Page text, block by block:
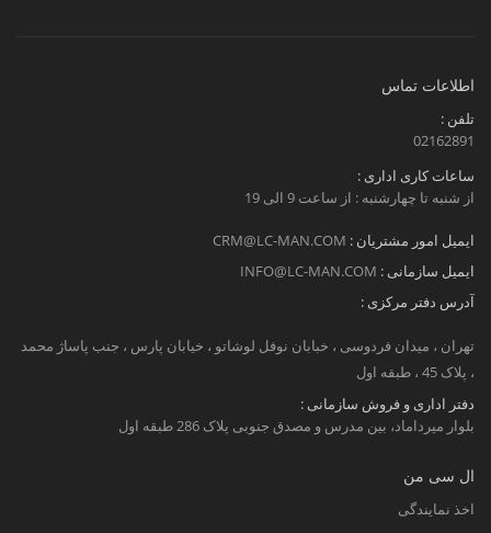
اطلاعات تماس
تلفن :
02162891
ساعات کاری اداری :
از شنبه تا چهارشنبه : از ساعت 9 الی 19
ایمیل امور مشتریان : CRM@LC-MAN.COM
ایمیل سازمانی : INFO@LC-MAN.COM
آدرس دفتر مرکزی :
تهران ، میدان فردوسی ، خبابان نوفل لوشاتو ، خیابان پارس ، جنب پاساژ محمد
، پلاک 45 ، طبقه اول
دفتر اداری و فروش سازمانی :
بلوار میرداماد، بین مدرس و مصدق جنوبی پلاک 286 طبقه اول
ال سی من
اخذ نمایندگی